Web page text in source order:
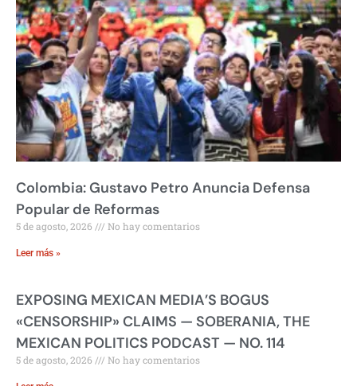
Colombia: Gustavo Petro Anuncia Defensa
Popular de Reformas
5 de agosto, 2026 No hay comentarios
Leer más »
EXPOSING MEXICAN MEDIA’S BOGUS
«CENSORSHIP» CLAIMS — SOBERANIA, THE
MEXICAN POLITICS PODCAST — NO. 114
5 de agosto, 2026 No hay comentarios